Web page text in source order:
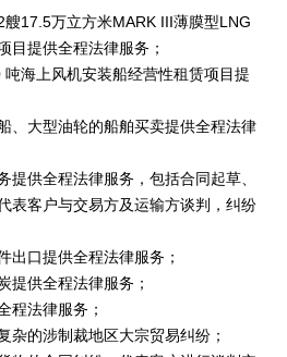
17.5万立方米MARK III薄膜型LNG
目提供全程法律服务；
海上风机安装船经营性租赁项目提
、大型油轮的船舶买卖提供全程法律
提供全程法律服务，包括合同起草、
表客户与交易方及运输方谈判，纠纷
出口提供全程法律服务；
提供全程法律服务；
程法律服务；
杂的涉制裁地区大宗贸易纠纷；